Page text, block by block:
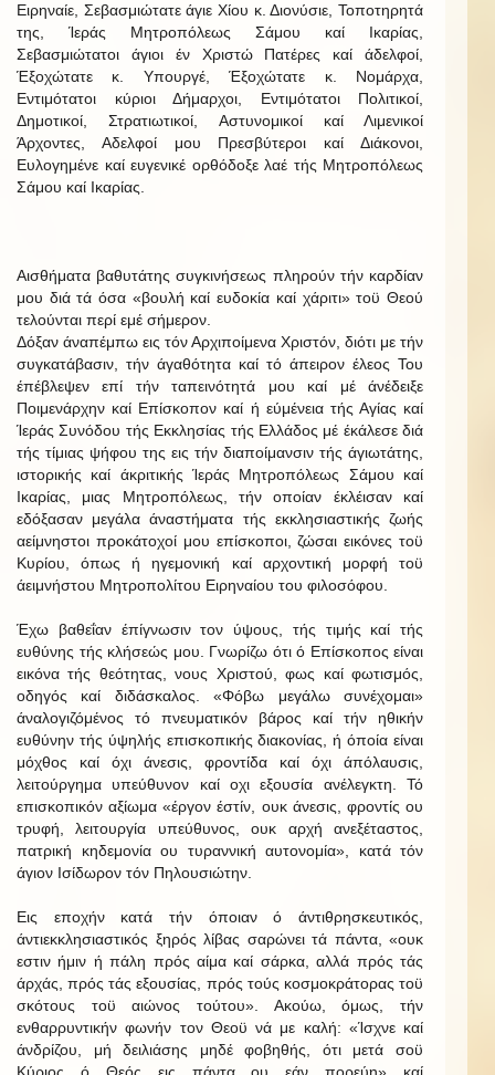
Ειρηναίε, Σεβασμιώτατε άγιε Χίου κ. Διονύσιε, Τοποτηρητά
της, Ίεράς Μητροπόλεως Σάμου καί Ικαρίας,
Σεβασμιώτατοι άγιοι έν Χριστώ Πατέρες καί άδελφοί,
Έξοχώτατε κ. Υπουργέ, Έξοχώτατε κ. Νομάρχα,
Εντιμότατοι κύριοι Δήμαρχοι, Εντιμότατοι Πολιτικοί,
Δημοτικοί, Στρατιωτικοί, Αστυνομικοί καί Λιμενικοί
Άρχοντες, Αδελφοί μου Πρεσβύτεροι καί Διάκονοι,
Ευλογημένε καί ευγενικέ ορθόδοξε λαέ τής Μητροπόλεως
Σάμου καί Ικαρίας.
Αισθήματα βαθυτάτης συγκινήσεως πληρούν τήν καρδίαν
μου διά τά όσα «βουλή καί ευδοκία καί χάριτι» τοϋ Θεού
τελούνται περί εμέ σήμερον.
Δόξαν άναπέμπω εις τόν Αρχιποίμενα Χριστόν, διότι με τήν
συγκατάβασιν, τήν άγαθότητα καί τό άπειρον έλεος Του
έπέβλεψεν επί τήν ταπεινότητά μου καί μέ άνέδειξε
Ποιμενάρχην καί Επίσκοπον καί ή εύμένεια τής Αγίας καί
Ίεράς Συνόδου τής Εκκλησίας τής Ελλάδος μέ έκάλεσε διά
τής τίμιας ψήφου της εις τήν διαποίμανσιν τής άγιωτάτης,
ιστορικής καί άκριτικής Ίεράς Μητροπόλεως Σάμου καί
Ικαρίας, μιας Μητροπόλεως, τήν οποίαν έκλέισαν καί
εδόξασαν μεγάλα άναστήματα τής εκκλησιαστικής ζωής
αείμνηστοι προκάτοχοί μου επίσκοποι, ζώσαι εικόνες τοϋ
Κυρίου, όπως ή ηγεμονική καί αρχοντική μορφή τοϋ
άειμνήστου Μητροπολίτου Ειρηναίου του φιλοσόφου.
Έχω βαθεΐαν έπίγνωσιν τον ύψους, τής τιμής καί τής
ευθύνης τής κλήσεώς μου. Γνωρίζω ότι ό Επίσκοπος είναι
εικόνα τής θεότητας, νους Χριστού, φως καί φωτισμός,
οδηγός καί διδάσκαλος. «Φόβω μεγάλω συνέχομαι»
άναλογιζόμένος τό πνευματικόν βάρος καί τήν ηθικήν
ευθύνην τής ύψηλής επισκοπικής διακονίας, ή όποία είναι
μόχθος καί όχι άνεσις, φροντίδα καί όχι άπόλαυσις,
λειτούργημα υπεύθυνον καί οχι εξουσία ανέλεγκτη. Τό
επισκοπικόν αξίωμα «έργον έστίν, ουκ άνεσις, φροντίς ου
τρυφή, λειτουργία υπεύθυνος, ουκ αρχή ανεξέταστος,
πατρική κηδεμονία ου τυραννική αυτονομία», κατά τόν
άγιον Ισίδωρον τόν Πηλουσιώτην.
Εις εποχήν κατά τήν όποιαν ό άντιθρησκευτικός,
άντιεκκλησιαστικός ξηρός λίβας σαρώνει τά πάντα, «ουκ
εστιν ήμιν ή πάλη πρός αίμα καί σάρκα, αλλά πρός τάς
άρχάς, πρός τάς εξουσίας, πρός τούς κοσμοκράτορας τοϋ
σκότους τοϋ αιώνος τούτου». Ακούω, όμως, τήν
ενθαρρυντικήν φωνήν τον Θεοϋ νά με καλή: «Ίσχνε καί
άνδρίζου, μή δειλιάσης μηδέ φοβηθής, ότι μετά σοϋ